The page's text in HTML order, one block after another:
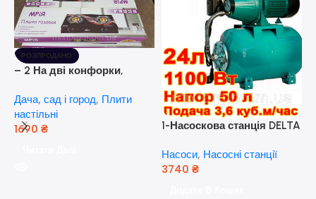
РОЗПРОДАНО
– 2 На дві конфорки,
розпалюванням.
Дача, сад і город, Плити
настільні
1690 ₴
1-Насоскова станція DELTA
кВт) ( Польща)
Насоси, Насосні станції
3740 ₴